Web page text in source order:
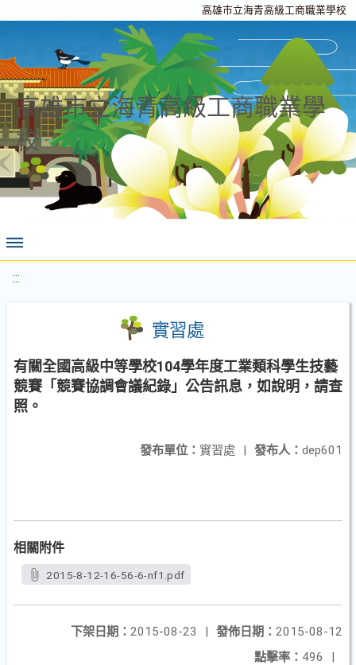
高雄市立海青高級工商職業學校
高雄市立海青高級工商職業學
校
:::
實習處
有關全國高級中等學校104學年度工業類科學生技藝
競賽「競賽協調會議紀錄」公告訊息，如說明，請查
照。
發布人： dep601
發布單位： 實習處 |
相關附件
2015-8-12-16-56-6-nf1.pdf
發佈日期： 2015-08-12
下架日期： 2015-08-23
|
點擊率： 496 |